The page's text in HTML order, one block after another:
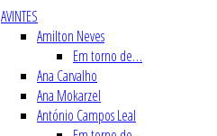
AVINTES
Amilton Neves
Em torno de…
Ana Carvalho
Ana Mokarzel
António Campos Leal